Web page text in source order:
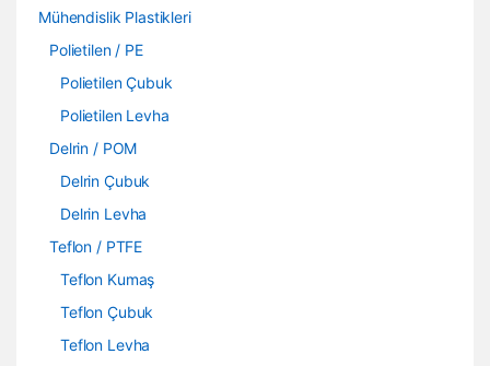
Mühendislik Plastikleri
Polietilen / PE
Polietilen Çubuk
Polietilen Levha
Delrin / POM
Delrin Çubuk
Delrin Levha
Teflon / PTFE
Teflon Kumaş
Teflon Çubuk
Teflon Levha